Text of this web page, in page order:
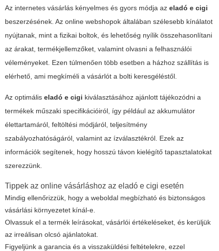
Az internetes vásárlás kényelmes és gyors módja az eladó e cigi
beszerzésének. Az online webshopok általában szélesebb kínálatot
nyújtanak, mint a fizikai boltok, és lehetőség nyílik összehasonlítani
az árakat, termékjellemzőket, valamint olvasni a felhasználói
véleményeket. Ezen túlmenően több esetben a házhoz szállítás is
elérhető, ami megkíméli a vásárlót a bolti keresgéléstől.
Az optimális eladó e cigi kiválasztásához ajánlott tájékozódni a
termékek műszaki specifikációiról, így például az akkumulátor
élettartamáról, feltöltési módjáról, teljesítmény
szabályozhatóságáról, valamint az ízválasztékról. Ezek az
információk segítenek, hogy hosszú távon kielégítő tapasztalatokat
szerezzünk.
Tippek az online vásárláshoz az eladó e cigi esetén
Mindig ellenőrizzük, hogy a weboldal megbízható és biztonságos
vásárlási környezetet kínál-e.
Olvassuk el a termék leírásokat, vásárlói értékeléseket, és kerüljük
az irreálisan olcsó ajánlatokat.
Figyeljünk a garancia és a visszaküldési feltételekre, ezzel